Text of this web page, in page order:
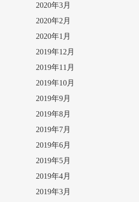
2020年3月
2020年2月
2020年1月
2019年12月
2019年11月
2019年10月
2019年9月
2019年8月
2019年7月
2019年6月
2019年5月
2019年4月
2019年3月